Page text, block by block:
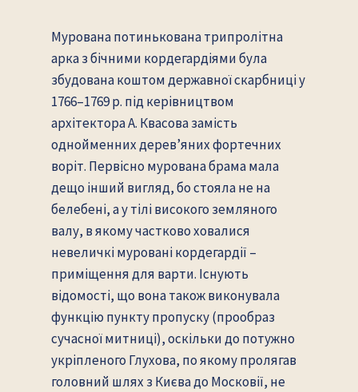
Мурована потинькована трипролітна
арка з бічними кордегардіями була
збудована коштом державної скарбниці у
1766–1769 р. під керівництвом
архітектора А. Квасова замість
однойменних дерев’яних фортечних
воріт. Первісно мурована брама мала
дещо інший вигляд, бо стояла не на
белебені, а у тілі високого земляного
валу, в якому частково ховалися
невеличкі муровані кордегардії –
приміщення для варти. Існують
відомості, що вона також виконувала
функцію пункту пропуску (прообраз
сучасної митниці), оскільки до потужно
укріпленого Глухова, по якому пролягав
головний шлях з Києва до Московії, не